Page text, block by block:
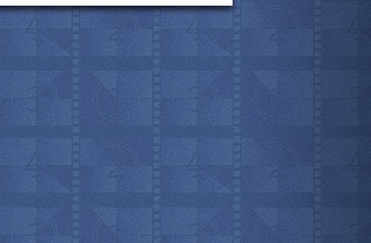
все актёры